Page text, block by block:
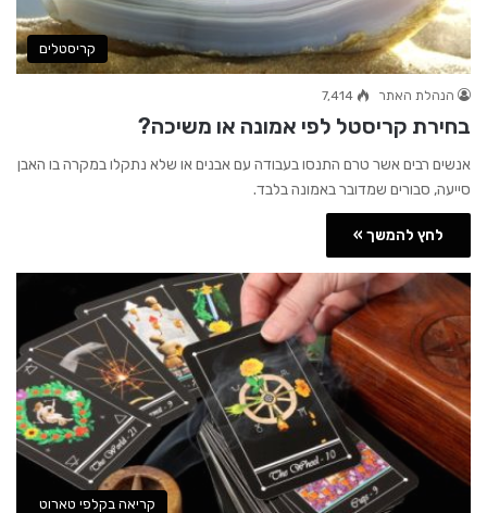
קריסטלים
הנהלת האתר 7,414
בחירת קריסטל לפי אמונה או משיכה?
אנשים רבים אשר טרם התנסו בעבודה עם אבנים או שלא נתקלו במקרה בו האבן
סייעה, סבורים שמדובר באמונה בלבד.
לחץ להמשך »
קריאה בקלפי טארוט